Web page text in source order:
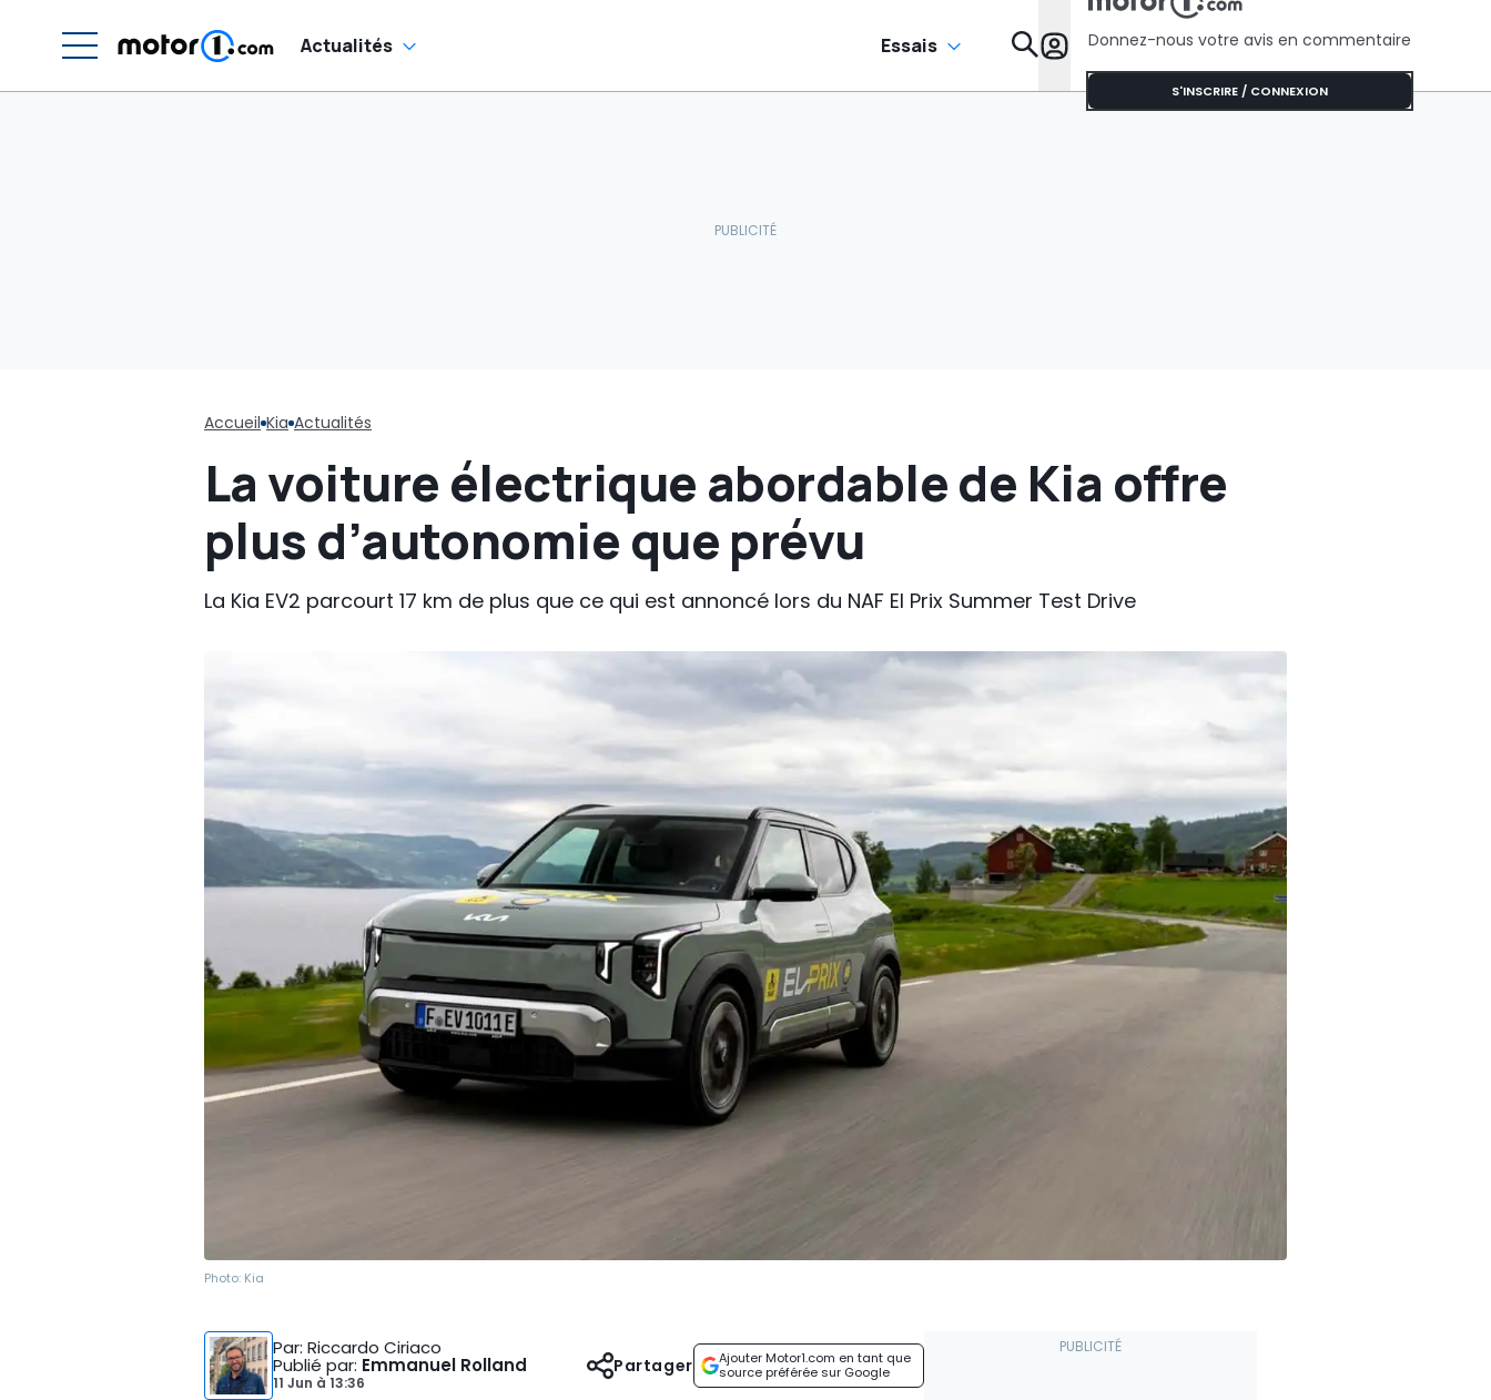
Actualités Essais Donnez-nous votre avis en commentaire
S'INSCRIRE / CONNEXION
Accueil Kia Actualités
La voiture électrique abordable de Kia offre
plus d’autonomie que prévu
La Kia EV2 parcourt 17 km de plus que ce qui est annoncé lors du NAF El Prix Summer Test Drive
Photo: Kia
Par: Riccardo Ciriaco
Publié par: Emmanuel Rolland
11 Jun à 13:36
Ajouter Motor1.com en tant que
source préférée sur Google
Partager